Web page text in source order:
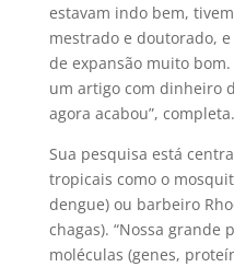
estavam indo bem,
mestrado e doutorado,
de expansão muito
um artigo com dinheiro
agora acabou”, completa.
Sua pesquisa está
tropicais como o
dengue) ou barbeiro
chagas). “Nossa grande
moléculas (genes,